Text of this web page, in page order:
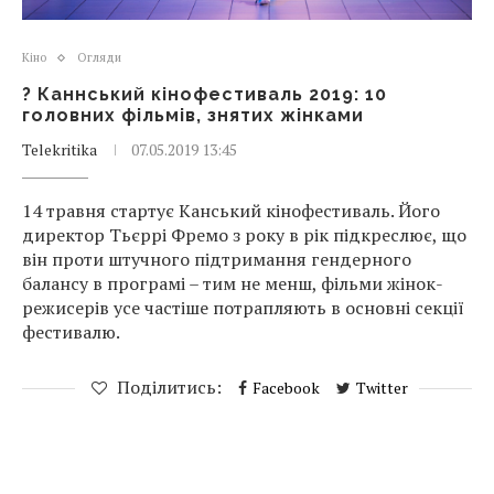
Кіно Огляди
? Каннський кінофестиваль 2019: 10
головних фільмів, знятих жінками
Telekritika
07.05.2019 13:45
14 травня стартує Канський кінофестиваль. Його
директор Тьєррі Фремо з року в рік підкреслює, що
він проти штучного підтримання гендерного
балансу в програмі – тим не менш, фільми жінок-
режисерів усе частіше потрапляють в основні секції
фестивалю.
Поділитись: Facebook Twitter